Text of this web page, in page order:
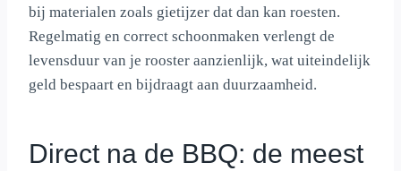
bij materialen zoals gietijzer dat dan kan roesten.
Regelmatig en correct schoonmaken verlengt de
levensduur van je rooster aanzienlijk, wat uiteindelijk
geld bespaart en bijdraagt aan duurzaamheid.
Direct na de BBQ: de meest